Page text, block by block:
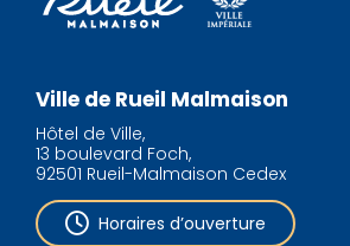
Ville de Rueil Malmaison
Hôtel de Ville,
13 boulevard Foch,
92501 Rueil-Malmaison Cedex
Horaires d’ouverture